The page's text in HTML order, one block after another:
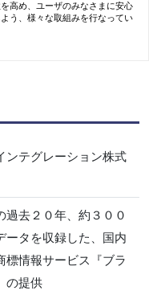
高め、ユーザのみなさまに安心
う、様々な取組みを行なってい
ンテグレーション株式
過去２０年、約３００
ータを収録した、国内
標情報サービス『ブラ
の提供